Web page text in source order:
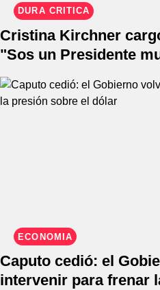
DURA CRÍTICA
Cristina Kirchner
"Sos un Presidente
ECONOMIA
Caputo cedió: el
intervenir para frenar